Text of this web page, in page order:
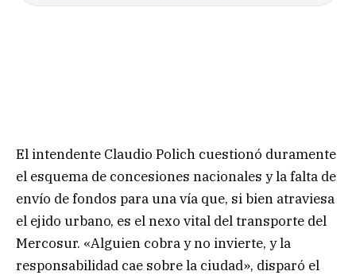
El intendente Claudio Polich cuestionó duramente
el esquema de concesiones nacionales y la falta de
envío de fondos para una vía que, si bien atraviesa
el ejido urbano, es el nexo vital del transporte del
Mercosur. «Alguien cobra y no invierte, y la
responsabilidad cae sobre la ciudad», disparó el